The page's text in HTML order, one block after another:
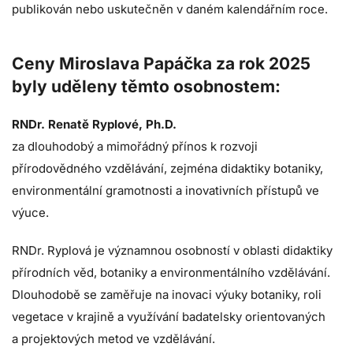
publikován nebo uskutečněn v daném kalendářním roce.
Ceny Miroslava Papáčka za rok 2025
byly uděleny těmto osobnostem:
RNDr. Renatě Ryplové, Ph.D.
za dlouhodobý a mimořádný přínos k rozvoji
přírodovědného vzdělávání, zejména didaktiky botaniky,
environmentální gramotnosti a inovativních přístupů ve
výuce.
RNDr. Ryplová je významnou osobností v oblasti didaktiky
přírodních věd, botaniky a environmentálního vzdělávání.
Dlouhodobě se zaměřuje na inovaci výuky botaniky, roli
vegetace v krajině a využívání badatelsky orientovaných
a projektových metod ve vzdělávání.